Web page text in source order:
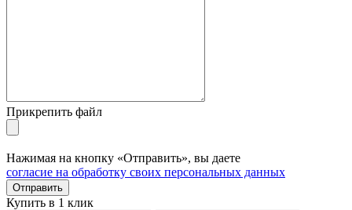
Прикрепить файл
Нажимая на кнопку «Отправить», вы даете
согласие на обработку своих персональных данных
Отправить
Купить в 1 клик